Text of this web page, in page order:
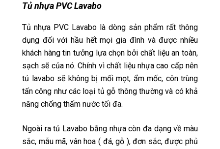
Tủ nhựa PVC Lavabo
Tủ nhựa PVC Lavabo là dòng sản phẩm rất thông
dụng đối với hầu hết mọi gia đình và được nhiều
khách hàng tin tưởng lựa chọn bởi chất liệu an toàn,
sạch sẽ của nó. Chính vì chất liệu nhựa cao cấp nên
tủ lavabo sẽ không bị mối mọt, ẩm mốc, côn trùng
tấn công như các loại tủ gỗ thông thường và có khả
năng chống thấm nước tối đa.
Ngoài ra tủ Lavabo bằng nhựa còn đa dạng về màu
sắc, mẫu mã, vân hoa ( đá, gỗ ), đơn sắc, được phủ